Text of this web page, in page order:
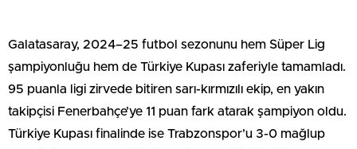
Galatasaray, 2024–25 futbol sezonunu hem Süper Lig
şampiyonluğu hem de Türkiye Kupası zaferiyle tamamladı.
95 puanla ligi zirvede bitiren sarı-kırmızılı ekip, en yakın
takipçisi Fenerbahçe’ye 11 puan fark atarak şampiyon oldu.
Türkiye Kupası finalinde ise Trabzonspor’u 3-0 mağlup